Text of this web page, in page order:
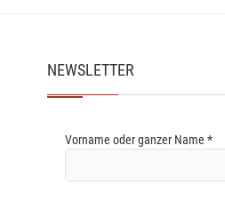
NEWSLETTER
Vorname oder ganzer Name *